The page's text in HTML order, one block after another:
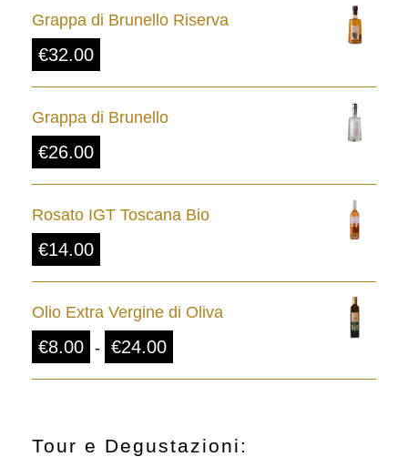
Grappa di Brunello Riserva
€32.00
Grappa di Brunello
€26.00
Rosato IGT Toscana Bio
€14.00
Olio Extra Vergine di Oliva
€8.00 - €24.00
a
c
Tour e Degustazioni: